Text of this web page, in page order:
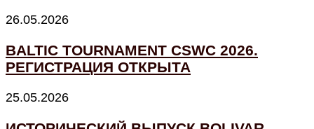
26.05.2026
BALTIC TOURNAMENT CSWC 2026.
РЕГИСТРАЦИЯ ОТКРЫТА
25.05.2026